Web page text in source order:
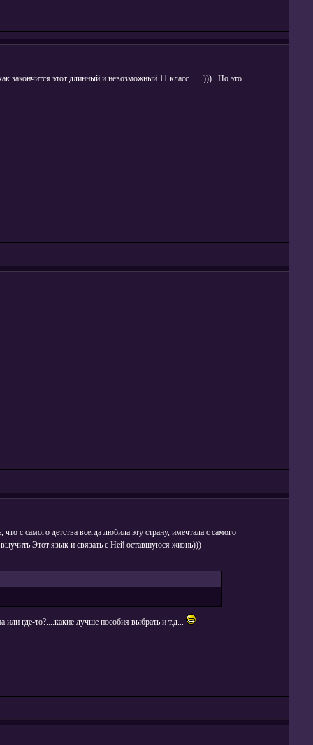
закончится этот длинный и невозможный 11 класс.......)))...Но это
с самого детства всегда любила эту страну, имечтала с самого
Этот язык и связать с Ней оставшуюся жизнь)))
где-то?....какие лучше пособия выбрать и т.д...